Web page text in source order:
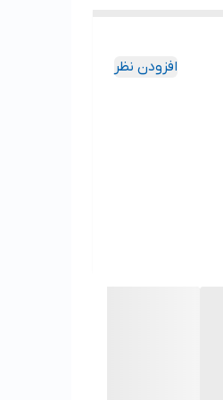
افزودن نظر